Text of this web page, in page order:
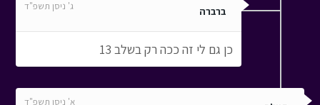
ברברה ג' ניסן תשפ"ד
כן גם לי זה ככה רק בשלב 13
א' ניסן תשפ"ד